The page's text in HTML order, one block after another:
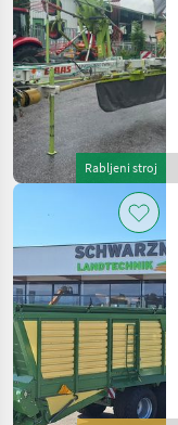
Rabljeni stroj